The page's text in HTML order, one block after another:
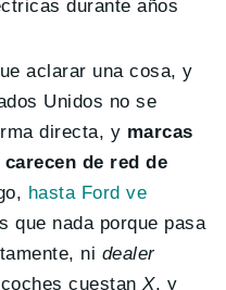
durante años
aclarar una cosa, y
Unidos no se
directa, y marcas
de red de
hasta Ford ve
que nada porque pasa
ni dealer
cuestanX, y